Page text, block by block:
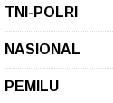
TNI-POLRI
NASIONAL
PEMILU